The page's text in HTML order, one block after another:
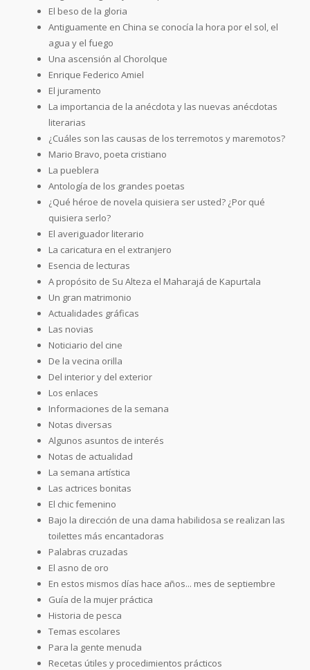
El beso de la gloria
Antiguamente en China se conocía la hora por el sol, el
agua y el fuego
Una ascensión al Chorolque
Enrique Federico Amiel
El juramento
La importancia de la anécdota y las nuevas anécdotas
literarias
¿Cuáles son las causas de los terremotos y maremotos?
Mario Bravo, poeta cristiano
La pueblera
Antología de los grandes poetas
¿Qué héroe de novela quisiera ser usted? ¿Por qué
quisiera serlo?
El averiguador literario
La caricatura en el extranjero
Esencia de lecturas
A propósito de Su Alteza el Maharajá de Kapurtala
Un gran matrimonio
Actualidades gráficas
Las novias
Noticiario del cine
De la vecina orilla
Del interior y del exterior
Los enlaces
Informaciones de la semana
Notas diversas
Algunos asuntos de interés
Notas de actualidad
La semana artística
Las actrices bonitas
El chic femenino
Bajo la dirección de una dama habilidosa se realizan las
toilettes más encantadoras
Palabras cruzadas
El asno de oro
En estos mismos días hace años... mes de septiembre
Guía de la mujer práctica
Historia de pesca
Temas escolares
Para la gente menuda
Recetas útiles y procedimientos prácticos